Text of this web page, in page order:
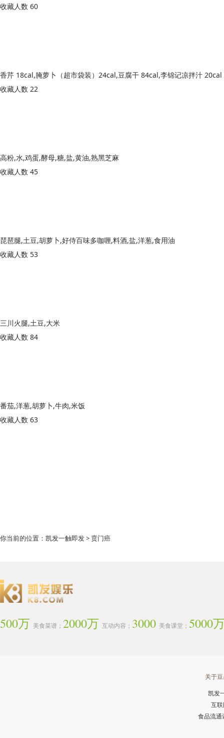
收藏人数 60
收藏人数 22
高粉,水,鸡蛋,酵母,糖,盐,黄油,熟黑芝麻
收藏人数 45
琵琶腿,土豆,胡萝卜,好侍百味多咖喱,料酒,盐,洋葱,食用油
收藏人数 53
三川火腿,土豆,大米
收藏人数 84
番茄,洋葱,胡萝卜,牛肉,米饭
收藏人数 63
你当前的位置： 凯发一触即发> 贲门癌
500万 美食菜谱； 2000万 互动内容； 3000 美食课堂； 5000
关于
凯发
互
食品流